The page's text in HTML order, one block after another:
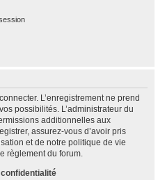
L’enregistrement ne prend
possibilités. L’administrateur du
additionnelles aux
assurez-vous d’avoir pris
et de notre politique de vie
règlement du forum.